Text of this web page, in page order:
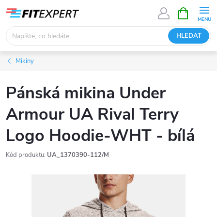
obsah
HLEDAT
NÁKUPNÍ
KOŠÍK
Mikiny
Pánská mikina Under
Armour UA Rival Terry
Logo Hoodie-WHT - bílá
Kód produktu: UA_1370390-112/M